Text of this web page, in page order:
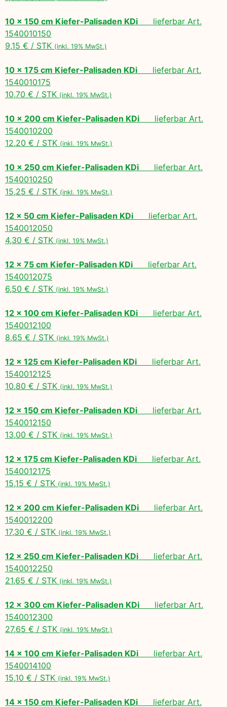
10 x 150 cm Kiefer-Palisaden KDi lieferbar Art.
1540010150
9,15 € / STK (inkl. 19% MwSt.)
10 x 175 cm Kiefer-Palisaden KDi lieferbar Art.
1540010175
10,70 € / STK (inkl. 19% MwSt.)
10 x 200 cm Kiefer-Palisaden KDi lieferbar Art.
1540010200
12,20 € / STK (inkl. 19% MwSt.)
10 x 250 cm Kiefer-Palisaden KDi lieferbar Art.
1540010250
15,25 € / STK (inkl. 19% MwSt.)
12 x 50 cm Kiefer-Palisaden KDi lieferbar Art.
1540012050
4,30 € / STK (inkl. 19% MwSt.)
12 x 75 cm Kiefer-Palisaden KDi lieferbar Art.
1540012075
6,50 € / STK (inkl. 19% MwSt.)
12 x 100 cm Kiefer-Palisaden KDi lieferbar Art.
1540012100
8,65 € / STK (inkl. 19% MwSt.)
12 x 125 cm Kiefer-Palisaden KDi lieferbar Art.
1540012125
10,80 € / STK (inkl. 19% MwSt.)
12 x 150 cm Kiefer-Palisaden KDi lieferbar Art.
1540012150
13,00 € / STK (inkl. 19% MwSt.)
12 x 175 cm Kiefer-Palisaden KDi lieferbar Art.
1540012175
15,15 € / STK (inkl. 19% MwSt.)
12 x 200 cm Kiefer-Palisaden KDi lieferbar Art.
1540012200
17,30 € / STK (inkl. 19% MwSt.)
12 x 250 cm Kiefer-Palisaden KDi lieferbar Art.
1540012250
21,65 € / STK (inkl. 19% MwSt.)
12 x 300 cm Kiefer-Palisaden KDi lieferbar Art.
1540012300
27,65 € / STK (inkl. 19% MwSt.)
14 x 100 cm Kiefer-Palisaden KDi lieferbar Art.
1540014100
15,10 € / STK (inkl. 19% MwSt.)
14 x 150 cm Kiefer-Palisaden KDi lieferbar Art.